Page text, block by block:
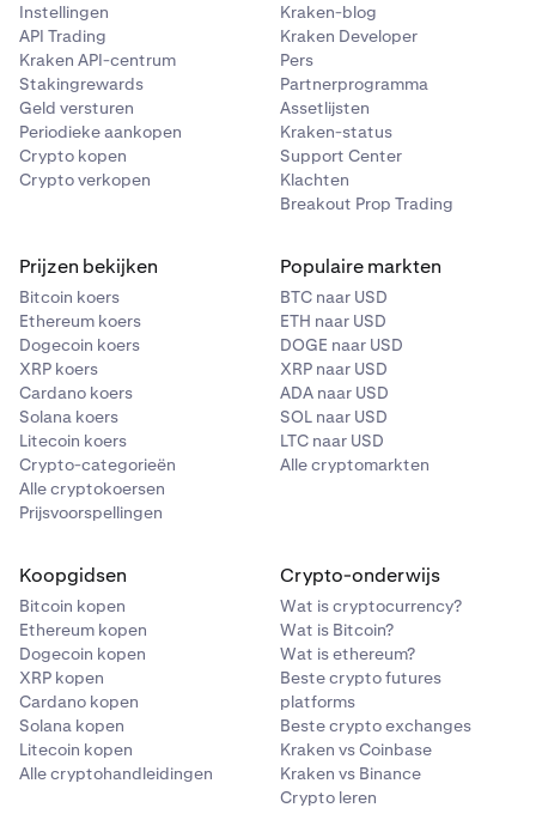
Instellingen
API Trading
Kraken API-centrum
Stakingrewards
Geld versturen
Periodieke aankopen
Crypto kopen
Crypto verkopen
Kraken-blog
Kraken Developer
Pers
Partnerprogramma
Assetlijsten
Kraken-status
Support Center
Klachten
Breakout Prop Trading
Prijzen bekijken
Bitcoin koers
Ethereum koers
Dogecoin koers
XRP koers
Cardano koers
Solana koers
Litecoin koers
Crypto-categorieën
Alle cryptokoersen
Prijsvoorspellingen
Populaire markten
BTC naar USD
ETH naar USD
DOGE naar USD
XRP naar USD
ADA naar USD
SOL naar USD
LTC naar USD
Alle cryptomarkten
Koopgidsen
Bitcoin kopen
Ethereum kopen
Dogecoin kopen
XRP kopen
Cardano kopen
Solana kopen
Litecoin kopen
Alle cryptohandleidingen
Crypto-onderwijs
Wat is cryptocurrency?
Wat is Bitcoin?
Wat is ethereum?
Beste crypto futures
platforms
Beste crypto exchanges
Kraken vs Coinbase
Kraken vs Binance
Crypto leren